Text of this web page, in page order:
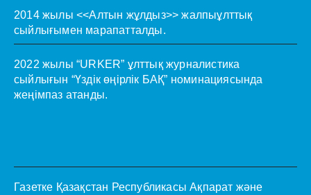
2014 жылы <<Алтын жұлдыз>> жалпыұлттық
сыйлығымен марапатталды.
2022 жылы “URKER” ұлттық журналистика
сыйлығын “Үздік өңірлік БАҚ” номинациясында
жеңімпаз атанды.
Газетке Қазақстан Республикасы Ақпарат және